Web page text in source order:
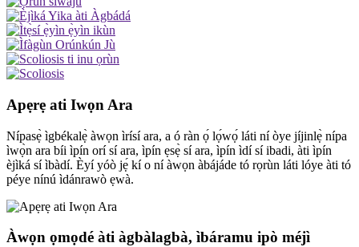
Apẹrẹ ati Iwọn Ara
Nípasẹ̀ ìgbékalẹ̀ àwọn ìrísí ara, a ó ràn ọ́ lọ́wọ́ láti ní òye jíjinlẹ̀ nípa
ìwọ̀n ara bíi ìpín orí sí ara, ìpín ẹsẹ̀ sí ara, ìpín ìdí sí ibadi, àti ìpín
èjìká sí ìbàdí. Èyí yóò jẹ́ kí o ní àwọn àbájáde tó rọrùn láti lóye àti tó
péye nínú ìdánrawò ẹwà.
Àwọn ọmọdé àti àgbàlagbà, ìbáramu ipò méjì